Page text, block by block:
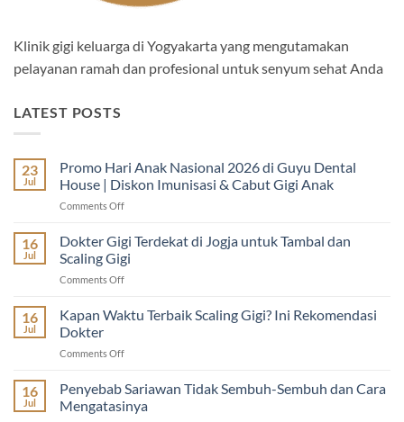
Klinik gigi keluarga di Yogyakarta yang mengutamakan
pelayanan ramah dan profesional untuk senyum sehat Anda
LATEST POSTS
23
Jul
Promo Hari Anak Nasional 2026 di Guyu Dental
House | Diskon Imunisasi & Cabut Gigi Anak
Comments Offon
Hari
Anak
Nasional
2026
Guyu
Imunisasi
&
16
Jul
Dokter Gigi Terdekat di Jogja untuk Tambal dan
Scaling Gigi
Comments Offon
Gigi
Jogja
Tambal
dan
Scaling
16
Jul
Kapan Waktu Terbaik Scaling Gigi? Ini Rekomendasi
Dokter
Comments Offon
Waktu
Scaling
16
Jul
Penyebab Sariawan Tidak Sembuh-Sembuh dan Cara
Mengatasinya